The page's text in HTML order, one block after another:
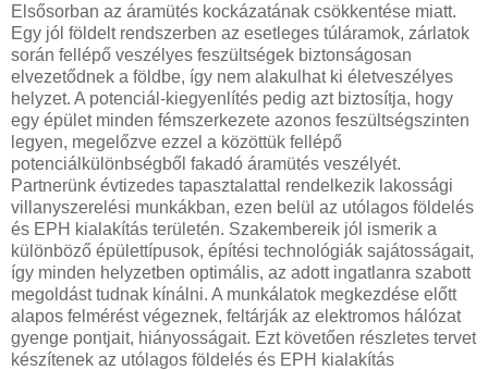
Elsősorban az áramütés kockázatának csökkentése miatt.
Egy jól földelt rendszerben az esetleges túláramok, zárlatok
során fellépő veszélyes feszültségek biztonságosan
elvezetődnek a földbe, így nem alakulhat ki életveszélyes
helyzet. A potenciál-kiegyenlítés pedig azt biztosítja, hogy
egy épület minden fémszerkezete azonos feszültségszinten
legyen, megelőzve ezzel a közöttük fellépő
potenciálkülönbségből fakadó áramütés veszélyét.
Partnerünk évtizedes tapasztalattal rendelkezik lakossági
villanyszerelési munkákban, ezen belül az utólagos földelés
és EPH kialakítás területén. Szakembereik jól ismerik a
különböző épülettípusok, építési technológiák sajátosságait,
így minden helyzetben optimális, az adott ingatlanra szabott
megoldást tudnak kínálni. A munkálatok megkezdése előtt
alapos felmérést végeznek, feltárják az elektromos hálózat
gyenge pontjait, hiányosságait. Ezt követően részletes tervet
készítenek az utólagos földelés és EPH kialakítás